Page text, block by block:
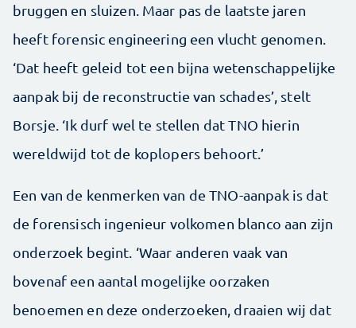
bruggen en sluizen. Maar pas de laatste jaren
heeft forensic engineering een vlucht genomen.
‘Dat heeft geleid tot een bijna wetenschappelijke
aanpak bij de reconstructie van schades’, stelt
Borsje. ‘Ik durf wel te stellen dat TNO hierin
wereldwijd tot de koplopers behoort.’
Een van de kenmerken van de TNO-aanpak is dat
de forensisch ingenieur volkomen blanco aan zijn
onderzoek begint. ‘Waar anderen vaak van
bovenaf een aantal mogelijke oorzaken
benoemen en deze onderzoeken, draaien wij dat